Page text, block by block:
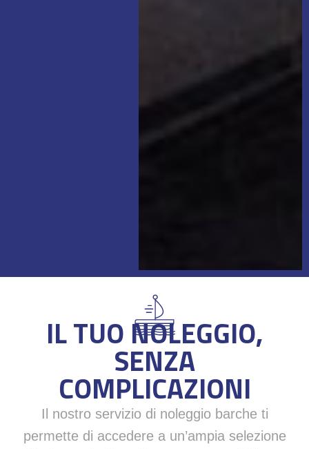
IL TUO NOLEGGIO,
SENZA
COMPLICAZIONI
Il nostro servizio di noleggio barche ti
permette di accedere a un’ampia selezione